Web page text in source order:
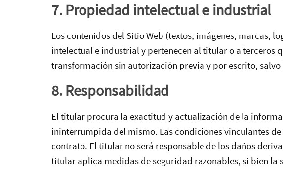
7. Propiedad intelectual e industrial
Los contenidos del Sitio Web (textos, imágenes, marcas,
intelectual e industrial y pertenecen al titular o a terceros
transformación sin autorización previa y por escrito,
8. Responsabilidad
El titular procura la exactitud y actualización de la
ininterrumpida del mismo. Las condiciones vinculantes
contrato. El titular no será responsable de los daños
titular aplica medidas de seguridad razonables, si bien